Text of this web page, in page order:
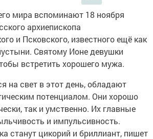
мира вспоминают 18 ноября
архиепископа
и Псковского, известного ещё как
Святому Ионе девушки
встретить хорошего мужа.
на свет в этот день, обладают
потенциалом. Они хорошо
так и умственно. Их главные
и импульсивность.
станут цикорий и бриллиант, пишет